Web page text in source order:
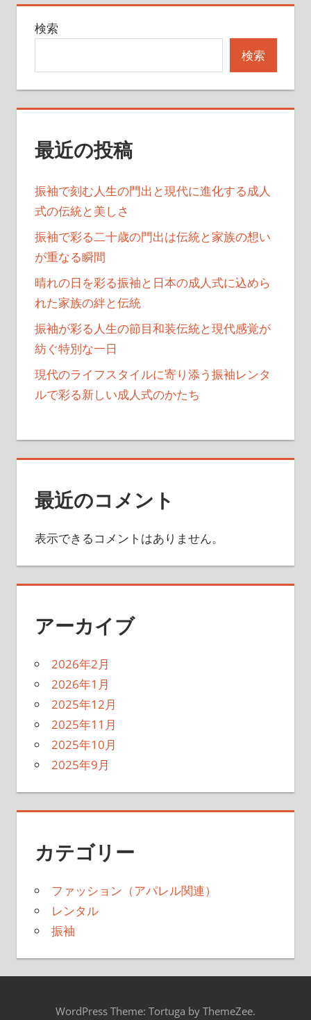
の
ー
ジ
り
記
事
検索
検索
最近の投稿
振袖で刻む人生の門出と現代に進化する成人
式の伝統と美しさ
振袖で彩る二十歳の門出は伝統と家族の想い
が重なる瞬間
晴れの日を彩る振袖と日本の成人式に込めら
れた家族の絆と伝統
振袖が彩る人生の節目和装伝統と現代感覚が
紡ぐ特別な一日
現代のライフスタイルに寄り添う振袖レンタ
ルで彩る新しい成人式のかたち
最近のコメント
表示できるコメントはありません。
アーカイブ
2026年2月
2026年1月
2025年12月
2025年11月
2025年10月
2025年9月
カテゴリー
ファッション（アパレル関連）
レンタル
振袖
WordPress Theme: Tortuga by ThemeZee.